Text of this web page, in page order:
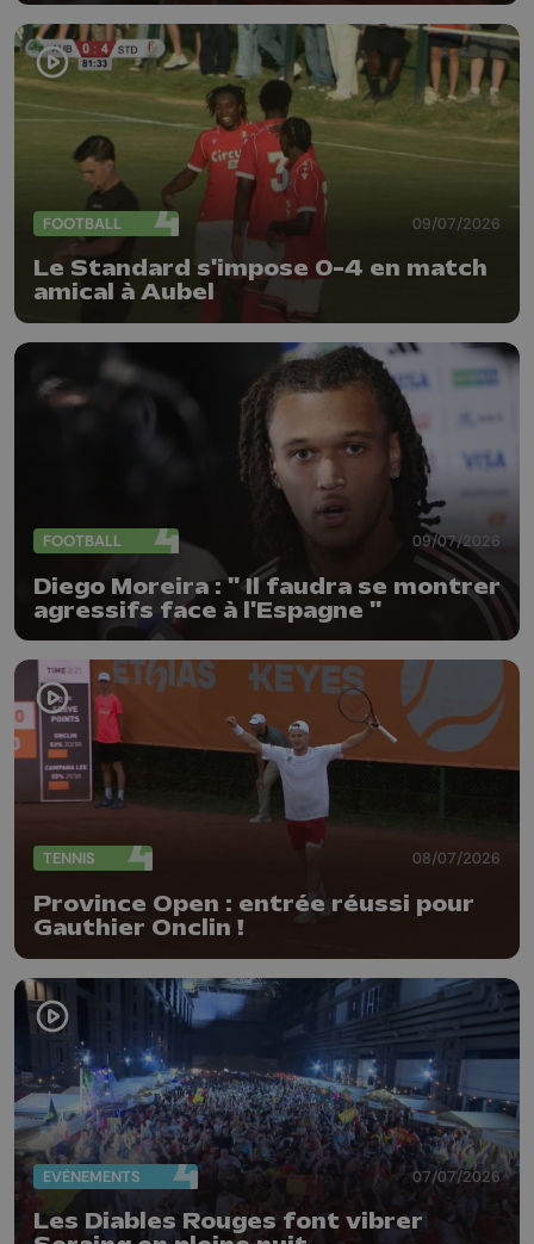
FOOTBALL 09/07/2026
Le Standard s'impose 0-4 en match
amical à Aubel
FOOTBALL 09/07/2026
Diego Moreira : " Il faudra se montrer
agressifs face à l'Espagne "
TENNIS 08/07/2026
Province Open : entrée réussi pour
Gauthier Onclin !
EVÈNEMENTS 07/07/2026
Les Diables Rouges font vibrer